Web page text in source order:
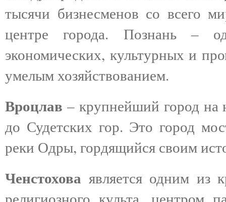
тысячи бизнесменов со всего
центре города. Познань –
экономических, культурных и
умелым хозяйствованием.
Вроцлав – крупнейший город на
до Судетских гор. Это город
реки Одры, гордящийся своим
Ченстохова является одним